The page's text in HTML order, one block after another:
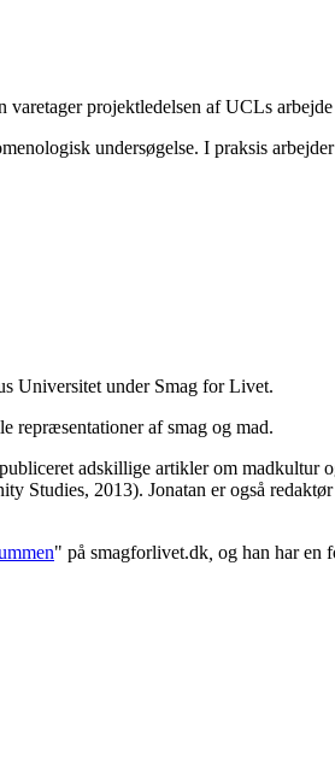
varetager projektledelsen af UCLs
undersøgelse. I praksis
Universitet under Smag for Livet.
repræsentationer af smag og mad.
adskillige artikler om madkultur
Studies, 2013). Jonatan er også
" på smagforlivet.dk og han har en